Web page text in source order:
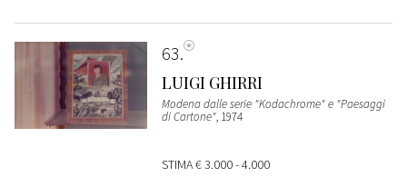
63
LUIGI GHIRRI
Modena dalle serie "Kodachrome" e "Paesaggi
di Cartone", 1974
STIMA€ 3.000 - 4.000